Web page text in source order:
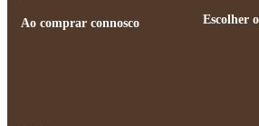
Ao comprar connosco Escolher